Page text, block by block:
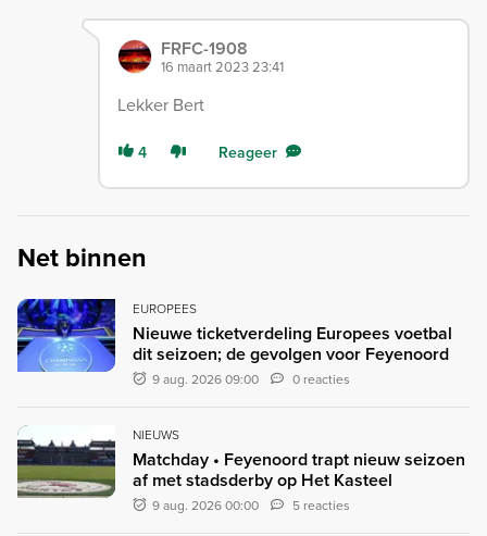
FRFC-1908
16 maart 2023 23:41
Lekker Bert
4 Reageer
Net binnen
EUROPEES
Nieuwe ticketverdeling Europees voetbal
dit seizoen; de gevolgen voor Feyenoord
9 aug. 2026 09:00 0 reacties
NIEUWS
Matchday • Feyenoord trapt nieuw seizoen
af met stadsderby op Het Kasteel
9 aug. 2026 00:00 5 reacties